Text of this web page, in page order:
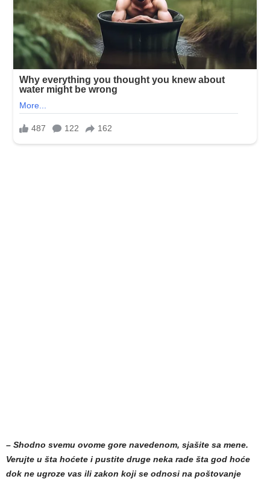
– Shodno svemu ovome gore navedenom, sjašite sa mene.
Verujte u šta hoćete i pustite druge neka rade šta god hoće
dok ne ugroze vas ili zakon koji se odnosi na poštovanje